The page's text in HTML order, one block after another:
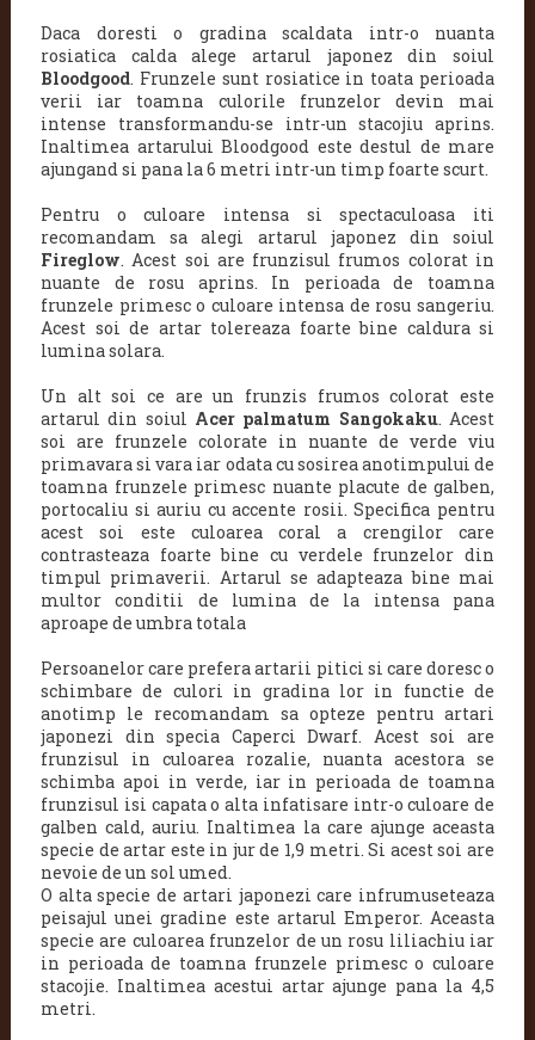
Daca doresti o gradina scaldata intr-o nuanta
rosiatica calda alege artarul japonez din soiul
Bloodgood. Frunzele sunt rosiatice in toata perioada
verii iar toamna culorile frunzelor devin mai
intense transformandu-se intr-un stacojiu aprins.
Inaltimea artarului Bloodgood este destul de mare
ajungand si pana la 6 metri intr-un timp foarte scurt.
Pentru o culoare intensa si spectaculoasa iti
recomandam sa alegi artarul japonez din soiul
Fireglow. Acest soi are frunzisul frumos colorat in
nuante de rosu aprins. In perioada de toamna
frunzele primesc o culoare intensa de rosu sangeriu.
Acest soi de artar tolereaza foarte bine caldura si
lumina solara.
Un alt soi ce are un frunzis frumos colorat este
artarul din soiul Acer palmatum Sangokaku. Acest
soi are frunzele colorate in nuante de verde viu
primavara si vara iar odata cu sosirea anotimpului de
toamna frunzele primesc nuante placute de galben,
portocaliu si auriu cu accente rosii. Specifica pentru
acest soi este culoarea coral a crengilor care
contrasteaza foarte bine cu verdele frunzelor din
timpul primaverii. Artarul se adapteaza bine mai
multor conditii de lumina de la intensa pana
aproape de umbra totala
Persoanelor care prefera artarii pitici si care doresc o
schimbare de culori in gradina lor in functie de
anotimp le recomandam sa opteze pentru artari
japonezi din specia Caperci Dwarf. Acest soi are
frunzisul in culoarea rozalie, nuanta acestora se
schimba apoi in verde, iar in perioada de toamna
frunzisul isi capata o alta infatisare intr-o culoare de
galben cald, auriu. Inaltimea la care ajunge aceasta
specie de artar este in jur de 1,9 metri. Si acest soi are
nevoie de un sol umed.
O alta specie de artari japonezi care infrumuseteaza
peisajul unei gradine este artarul Emperor. Aceasta
specie are culoarea frunzelor de un rosu liliachiu iar
in perioada de toamna frunzele primesc o culoare
stacojie. Inaltimea acestui artar ajunge pana la 4,5
metri.